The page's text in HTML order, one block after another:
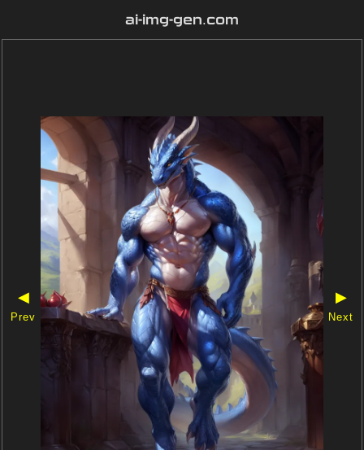
ai-img-gen.com
◀
Prev
▶
Next